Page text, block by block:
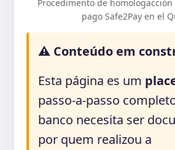
Procedimento de
pago Safe2Pay en el
⚠️ Conteúdo em
Esta página es um
passo-a-passo
banco necesita ser
por quem realizou a